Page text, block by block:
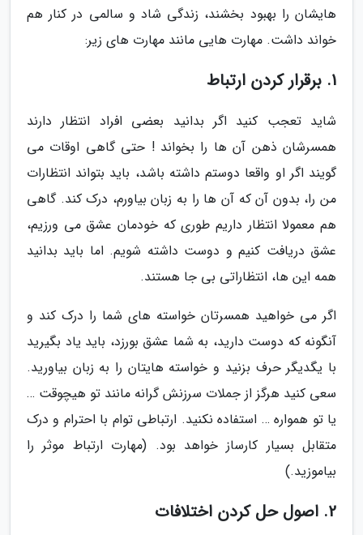
هایشان را بهبود بخشند، زندگی شاد و سالمی در کنار هم
خواند داشت. مهارت هایی مانند مهارت های زیر:
1. برقرار کردن ارتباط
شاید تعجب کنید اگر بدانید بعضی افراد انتظار دارند
همسرشان ذهن آن ها را بخواند ! حتی گاهی اوقات می
گویند اگر او واقعا دوستم داشته باشد، باید بتواند انتظارات
من را، بدون آن که آن ها را به زبان بیاورم، درک کند. گاهی
هم معمولا انتظار داریم طوری که خودمان عشق می ورزیم،
عشق دریافت کنیم و دوست داشته شویم. اما باید بدانید
همه این ها، انتظاراتی بی جا هستند.
اگر می خواهید همسرتان خواسته های شما را درک کند و
آنگونه که دوست دارید، به شما عشق بورزد، باید یاد بگیرید
با یگدیگر حرف بزنید و خواسته هایتان را به زبان بیاورید.
سعی کنید هرگز از جملات سرزنش گرانه مانند تو هیچوقت …
یا تو همواره … استفاده نکنید. ارتباطی توام با احترام و درک
متقابل بسیار کارساز خواهد بود. (مهارت ارتباط موثر را
بیاموزید.)
2. اصول حل کردن اختلافات